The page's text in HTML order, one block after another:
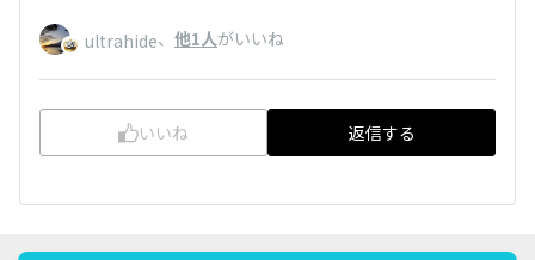
ultrahide、 他1人がいいね
いいね 返信する